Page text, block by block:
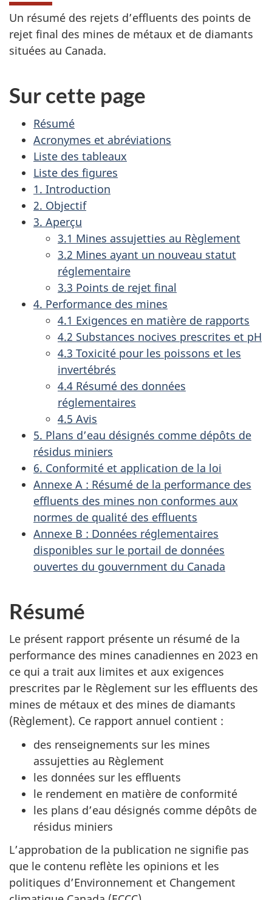
Un résumé des rejets d’effluents des points de
rejet final des mines de métaux et de diamants
situées au Canada.
Sur cette page
Résumé
Acronymes et abréviations
Liste des tableaux
Liste des figures
1. Introduction
2. Objectif
3. Aperçu
3.1 Mines assujetties au Règlement
3.2 Mines ayant un nouveau statut
réglementaire
3.3 Points de rejet final
4. Performance des mines
4.1 Exigences en matière de rapports
4.2 Substances nocives prescrites et pH
4.3 Toxicité pour les poissons et les
invertébrés
4.4 Résumé des données
réglementaires
4.5 Avis
5. Plans d’eau désignés comme dépôts de
résidus miniers
6. Conformité et application de la loi
Annexe A : Résumé de la performance des
effluents des mines non conformes aux
normes de qualité des effluents
Annexe B : Données réglementaires
disponibles sur le portail de données
ouvertes du gouvernment du Canada
Résumé
Le présent rapport présente un résumé de la
performance des mines canadiennes en 2023 en
ce qui a trait aux limites et aux exigences
prescrites par le Règlement sur les effluents des
mines de métaux et des mines de diamants
(Règlement). Ce rapport annuel contient :
des renseignements sur les mines
assujetties au Règlement
les données sur les effluents
le rendement en matière de conformité
les plans d’eau désignés comme dépôts de
résidus miniers
L’approbation de la publication ne signifie pas
que le contenu reflète les opinions et les
politiques d’Environnement et Changement